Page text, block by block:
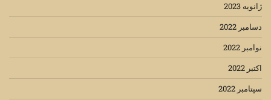
ژانویه 2023
دسامبر 2022
نوامبر 2022
اکتبر 2022
سپتامبر 2022